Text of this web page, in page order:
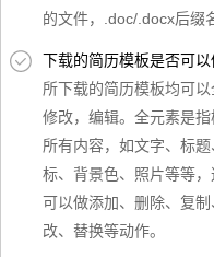
的文件，.doc/.docx后缀
下载的简历模板是否可以
所下载的简历模板均可
修改，编辑。全元素是指
所有内容，如文字、标题
标、背景色、照片等等，
可以做添加、删除、复制
改、替换等动作。